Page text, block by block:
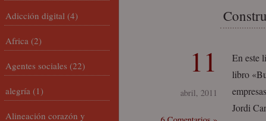
11
abril, 2011
En este
libro
Jordi
Adicción digital (4)
Africa (2)
Agentes sociales (22)
alegría (1)
Alineación corazón y